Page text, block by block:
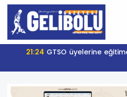
21:24 GTSO üyelerine